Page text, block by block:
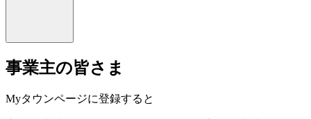
事業主の皆さま
Myタウンページに登録すると